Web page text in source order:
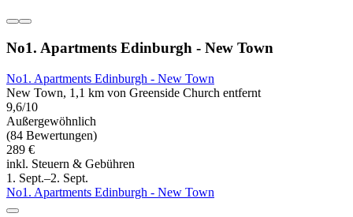
No1. Apartments Edinburgh - New Town
No1. Apartments Edinburgh - New Town
New Town, 1,1 km von Greenside Church entfernt
9,6/10
Außergewöhnlich
(84 Bewertungen)
289 €
inkl. Steuern & Gebühren
1. Sept.–2. Sept.
No1. Apartments Edinburgh - New Town